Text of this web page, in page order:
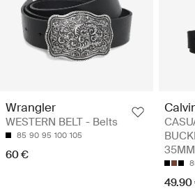
Wrangler
WESTERN BELT - Belts
85 90 95 100 105
60 €
49.90